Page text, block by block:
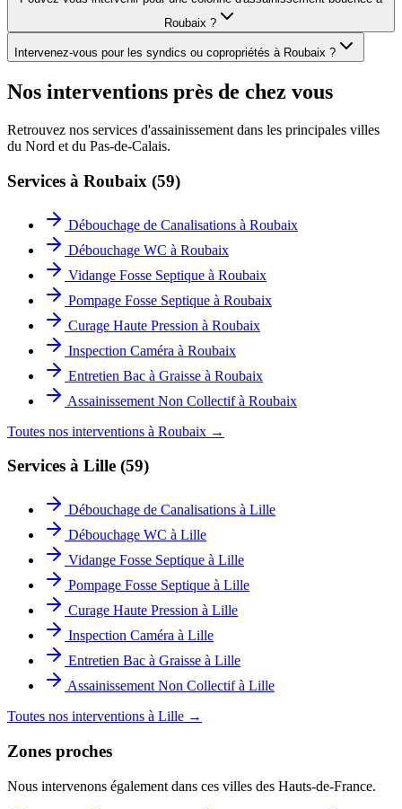
Roubaix ?
Intervenez-vous pour les syndics ou copropriétés à Roubaix ?
Nos interventions près de chez vous
Retrouvez nos services d'assainissement dans les principales villes
du Nord et du Pas-de-Calais.
Services à Roubaix (59)
Débouchage de Canalisations à Roubaix
Débouchage WC à Roubaix
Vidange Fosse Septique à Roubaix
Pompage Fosse Septique à Roubaix
Curage Haute Pression à Roubaix
Inspection Caméra à Roubaix
Entretien Bac à Graisse à Roubaix
Assainissement Non Collectifà Roubaix
Toutes nos interventions à Roubaix →
Services à Lille (59)
Débouchage de Canalisations à Lille
Débouchage WC à Lille
Vidange Fosse Septique à Lille
Pompage Fosse Septique à Lille
Curage Haute Pression à Lille
Inspection Caméra à Lille
Entretien Bac à Graisse à Lille
Assainissement Non Collectifà Lille
Toutes nos interventions à Lille →
Zones proches
Nous intervenons également dans ces villes des Hauts-de-France.